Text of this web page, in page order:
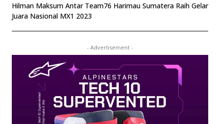
Hilman Maksum Antar Team76 Harimau Sumatera Raih Gelar
Juara Nasional MX1 2023
- Advertisement -